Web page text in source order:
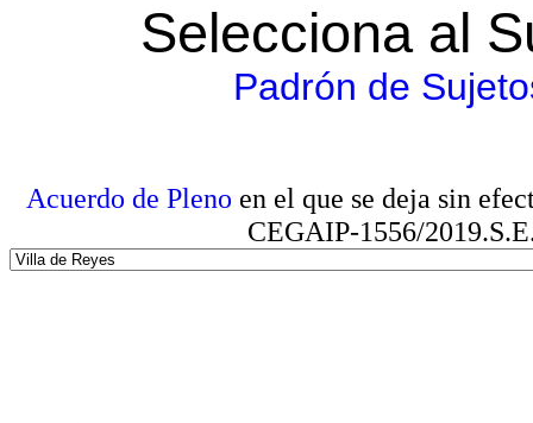
Selecciona al
Padrón de
Acuerdo de Pleno en el que se deja sin
CEGAIP-1556/